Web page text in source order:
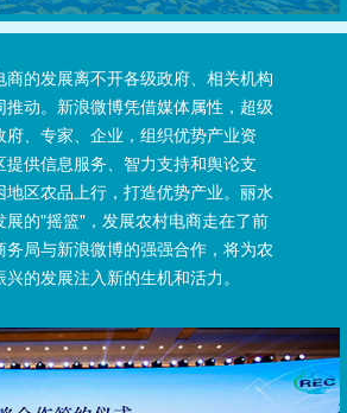
商的发展离不开各级政府、相关机构
推动。新浪微博凭借媒体属性，超级
、专家、企业，组织优势产业资
供信息服务、智力支持和舆论支
地区农品上行，打造优势产业。丽水
展的"摇篮"，发展农村电商走在了前
局与新浪微博的强强合作，将为农
的发展注入新的生机和活力。